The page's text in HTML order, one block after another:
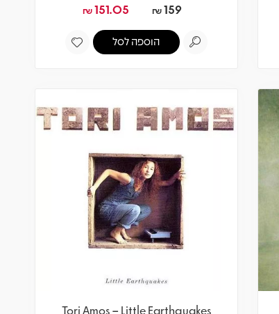
159
₪
151.05
₪
הוספה לסל
Tori Amos – Little Earthquakes